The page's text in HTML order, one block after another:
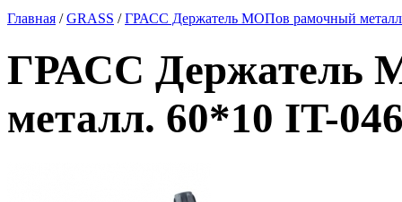
Главная /GRASS /ГРАСС Держатель МОПов рамочный
ГРАСС Держатель
металл. 60*10 IT-